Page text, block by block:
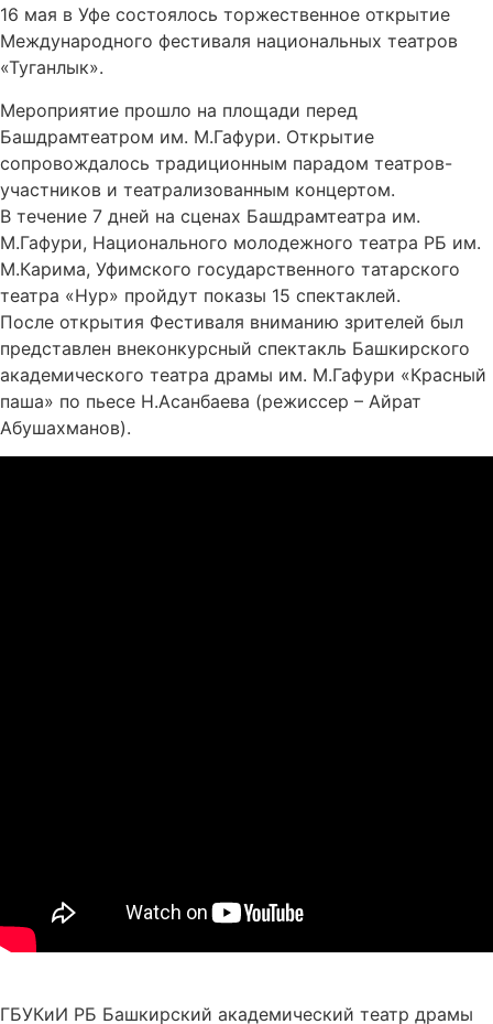
16 мая в Уфе состоялось торжественное открытие
Международного фестиваля национальных театров
«Туганлык».
Мероприятие прошло на площади перед
Башдрамтеатром им. М.Гафури. Открытие
сопровождалось традиционным парадом театров-
участников и театрализованным концертом.
В течение 7 дней на сценах Башдрамтеатра им.
М.Гафури, Национального молодежного театра РБ им.
М.Карима, Уфимского государственного татарского
театра «Нур» пройдут показы 15 спектаклей.
После открытия Фестиваля вниманию зрителей был
представлен внеконкурсный спектакль Башкирского
академического театра драмы им. М.Гафури «Красный
паша» по пьесе Н.Асанбаева (режиссер – Айрат
Абушахманов).
ГБУКиИ РБ Башкирский академический театр драмы